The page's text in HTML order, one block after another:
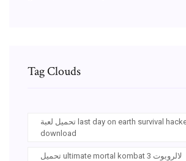
Tag Clouds
تحميل لعبة last day on earth survival hacked free apk
download
تحميل ultimate mortal kombat 3 لالروبوت